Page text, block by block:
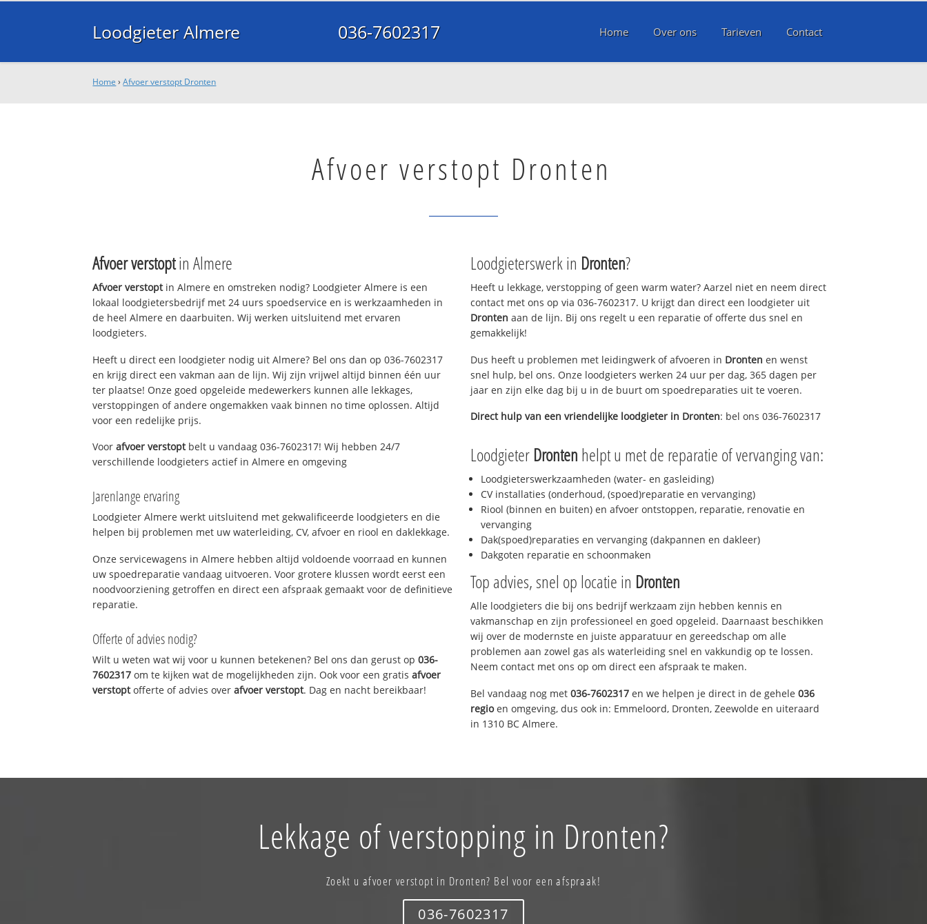
Loodgieter Almere 036-7602317 Home Over ons Tarieven Contact
Home ›Afvoer verstopt Dronten
Afvoer verstopt Dronten
Afvoer verstoptin Almere
Afvoer verstoptin Almere en omstreken nodig? Loodgieter Almere is een
lokaal loodgietersbedrijf met 24 uurs spoedservice en is werkzaamheden in
de heel Almere en daarbuiten. Wij werken uitsluitend met ervaren
loodgieters.
Heeft u direct een loodgieter nodig uit Almere? Bel ons dan op 036-7602317
en krijg direct een vakman aan de lijn. Wij zijn vrijwel altijd binnen één uur
ter plaatse! Onze goed opgeleide medewerkers kunnen alle lekkages,
verstoppingen of andere ongemakken vaak binnen no time oplossen. Altijd
voor een redelijke prijs.
Voorafvoer verstoptbelt u vandaag 036-7602317! Wij hebben 24/7
verschillende loodgieters actief in Almere en omgeving
Jarenlange ervaring
Loodgieter Almere werkt uitsluitend met gekwalificeerde loodgieters en die
helpen bij problemen met uw waterleiding, CV, afvoer en riool en daklekkage.
Onze servicewagens in Almere hebben altijd voldoende voorraad en kunnen
uw spoedreparatie vandaag uitvoeren. Voor grotere klussen wordt eerst een
noodvoorziening getroffen en direct een afspraak gemaakt voor de definitieve
reparatie.
Offerte of advies nodig?
Wilt u weten wat wij voor u kunnen betekenen? Bel ons dan gerust op036-
7602317 om te kijken wat de mogelijkheden zijn. Ook voor een gratisafvoer
verstoptofferte of advies overafvoer verstopt. Dag en nacht bereikbaar!
Loodgieterswerk in Dronten?
Heeft u lekkage, verstopping of geen warm water? Aarzel niet en neem direct
contact met ons op via 036-7602317. U krijgt dan direct een loodgieter uit
Dronten aan de lijn. Bij ons regelt u een reparatie of offerte dus snel en
gemakkelijk!
Dus heeft u problemen met leidingwerk of afvoeren in Dronten en wenst
snel hulp, bel ons. Onze loodgieters werken 24 uur per dag, 365 dagen per
jaar en zijn elke dag bij u in de buurt om spoedreparaties uit te voeren.
Direct hulp van een vriendelijke loodgieter in Dronten: bel ons 036-7602317
Loodgieter Dronten helpt u met de reparatie of vervanging van:
Loodgieterswerkzaamheden (water- en gasleiding)
CV installaties (onderhoud, (spoed)reparatie en vervanging)
Riool (binnen en buiten) en afvoer ontstoppen, reparatie, renovatie en
vervanging
Dak(spoed)reparaties en vervanging (dakpannen en dakleer)
Dakgoten reparatie en schoonmaken
Top advies, snel op locatie in Dronten
Alle loodgieters die bij ons bedrijf werkzaam zijn hebben kennis en
vakmanschap en zijn professioneel en goed opgeleid. Daarnaast beschikken
wij over de modernste en juiste apparatuur en gereedschap om alle
problemen aan zowel gas als waterleiding snel en vakkundig op te lossen.
Neem contact met ons op om direct een afspraak te maken.
Bel vandaag nog met 036-7602317 en we helpen je direct in de gehele 036
regioen omgeving, dus ook in: Emmeloord, Dronten, Zeewolde en uiteraard
in 1310 BC Almere.
Lekkage of verstopping in Dronten?
Zoekt u afvoer verstopt in Dronten? Bel voor een afspraak!
036-7602317